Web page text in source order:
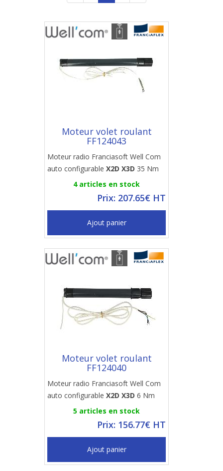
Moteur volet roulant
FF124043
Moteur radio Franciasoft Well Com
auto configurable X2D X3D 35 Nm
4 articles en stock
Prix: 207.65€ HT
Ajout panier
Moteur volet roulant
FF124040
Moteur radio Franciasoft Well Com
auto configurable X2D X3D 6 Nm
5 articles en stock
Prix: 156.77€ HT
Ajout panier